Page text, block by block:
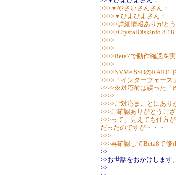
>>>▼やさいさんさん：
>>>>▼ひよひよさん：
>>>>>詳細情報ありがとう
>>>>>CrystalDiskInfo
>>>>
>>>>
>>>>Beta7で動作確認を実
>>>>
>>>>NVMe SSDのRAID1
>>>>「インターフェース
>>>>※対応前は誤った「
>>>>
>>>>ご対応まことにあり
>>>ご確認ありがとうござ
>>>って、見えても仕方
だったのですが・・・
>>>
>>>再確認してBeta8で修
>>
>>お世話をおかけします
>>